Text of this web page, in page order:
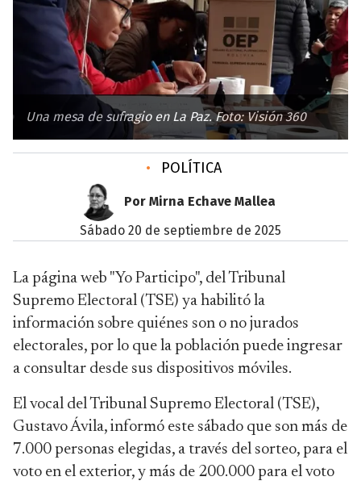
Una mesa de sufragio en La Paz. Foto: Visión 360
• POLÍTICA
Por Mirna Echave Mallea
sábado 20 de septiembre de 2025
La página web "Yo Participo", del Tribunal
Supremo Electoral (TSE) ya habilitó la
información sobre quiénes son o no jurados
electorales, por lo que la población puede ingresar
a consultar desde sus dispositivos móviles.
El vocal del Tribunal Supremo Electoral (TSE),
Gustavo Ávila, informó este sábado que son más de
7.000 personas elegidas, a través del sorteo, para el
voto en el exterior, y más de 200.000 para el voto